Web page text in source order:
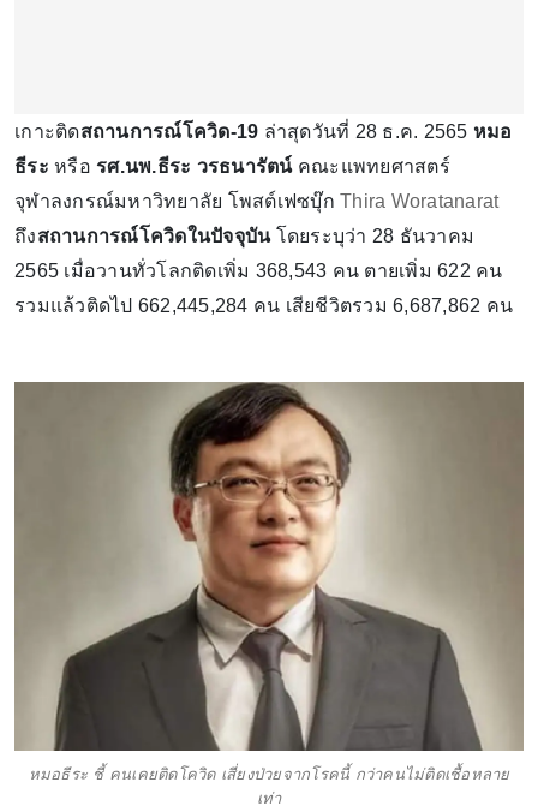
เกาะติดสถานการณ์โควิด-19 ล่าสุดวันที่ 28 ธ.ค. 2565 หมอ
ธีระ หรือ รศ.นพ.ธีระ วรธนารัตน์ คณะแพทยศาสตร์
จุฬาลงกรณ์มหาวิทยาลัย โพสต์เฟซบุ๊ก Thira Woratanarat
ถึงสถานการณ์โควิดในปัจจุบันโดยระบุว่า 28 ธันวาคม
2565 เมื่อวานทั่วโลกติดเพิ่ม 368,543 คน ตายเพิ่ม 622 คน
รวมแล้วติดไป 662,445,284 คน เสียชีวิตรวม 6,687,862 คน
หมอธีระ ชี้ คนเคยติดโควิด เสี่ยงป่วยจากโรคนี้ กว่าคนไม่ติดเชื้อหลาย
เท่า